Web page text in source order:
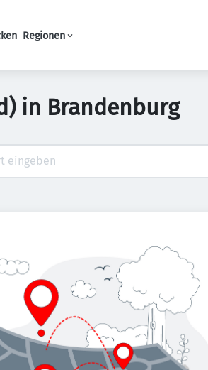
Regionen
in Brandenburg